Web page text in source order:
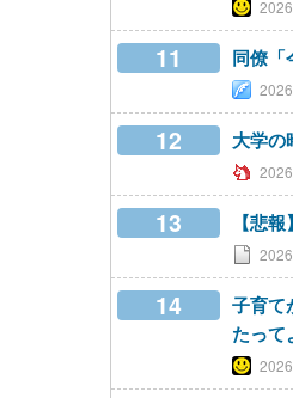
11 同僚
12 大学の
13 【悲
14
子育て
たって